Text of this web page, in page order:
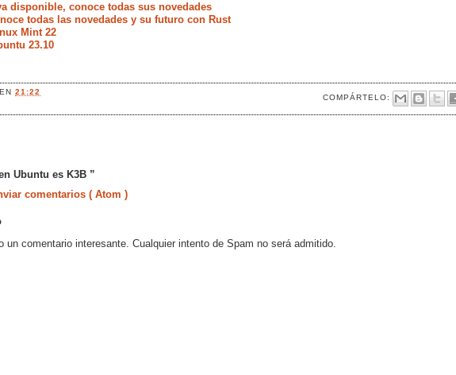
disponible, conoce todas sus novedades
todas las novedades y su futuro con Rust
Mint 22
23.10
EN21:22
COMPÁRTELO:
Ubuntu es K3B ”
comentarios ( Atom )
un comentario interesante. Cualquier intento de Spam no será admitido.